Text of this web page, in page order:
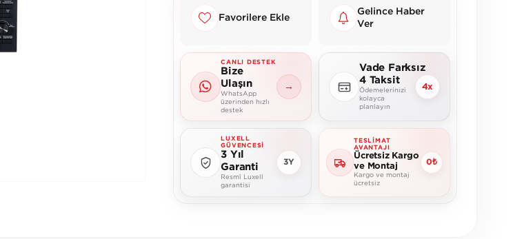
Favorilere Ekle
Gelince Haber
Ver
CANLI DESTEK
Bize
Ulaşın
WhatsApp
üzerinden hızlı
destek
→
Vade Farksız
4 Taksit
Ödemelerinizi
kolayca
planlayın
4x
LUXELL
GÜVENCESI
3 Yıl
Garanti
Resmî Luxell
garantisi
3Y
TESLIMAT
AVANTAJI
Ücretsiz Kargo
ve Montaj
Kargo ve montaj
ücretsiz
0₺